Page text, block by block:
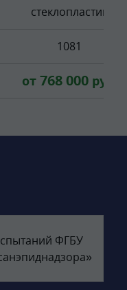
стеклопластик
1081
от 768 000руб.
ФГБУ